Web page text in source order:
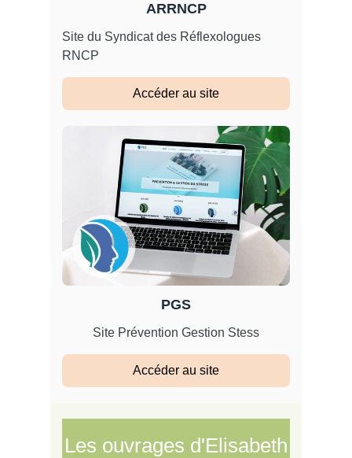
ARRNCP
Site du Syndicat des Réflexologues
RNCP
Accéder au site
PGS
Site Prévention Gestion Stess
Accéder au site
Les ouvrages d'Elisabeth